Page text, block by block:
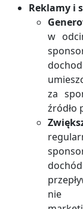
Reklamy i
w
za
źródło
nie